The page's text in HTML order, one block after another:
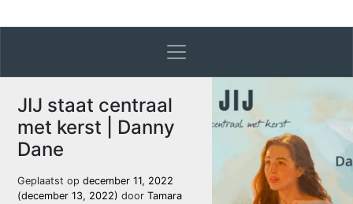
JIJ staat centraal
met kerst | Danny
Dane
Geplaatst opdecember 11, 2022
(december 13, 2022)door Tamara